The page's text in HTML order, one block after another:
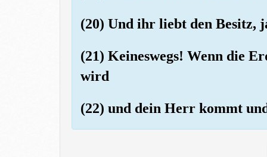
(20) Und ihr liebt den Besitz,
(21) Keineswegs! Wenn die
wird
(22) und dein Herr kommt